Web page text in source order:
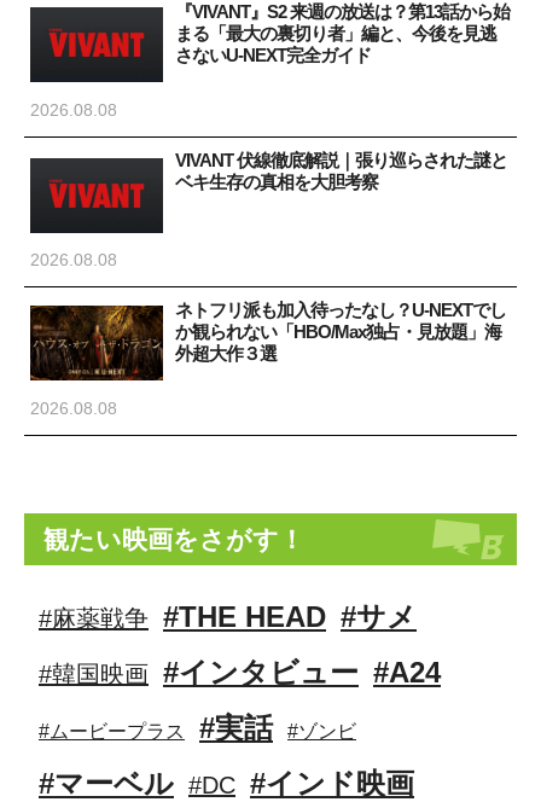
『VIVANT』S2 来週の放送は？第13話から始
まる「最大の裏切り者」編と、今後を見逃
さないU-NEXT完全ガイド
2026.08.08
VIVANT 伏線徹底解説｜張り巡らされた謎と
ベキ生存の真相を大胆考察
2026.08.08
ネトフリ派も加入待ったなし？U-NEXTでし
か観られない「HBO/Max独占・見放題」海
外超大作３選
2026.08.08
観たい映画をさがす！
#麻薬戦争 #THE HEAD #サメ
#韓国映画 #インタビュー #A24
#ムービープラス #実話 #ゾンビ
#マーベル #DC #インド映画